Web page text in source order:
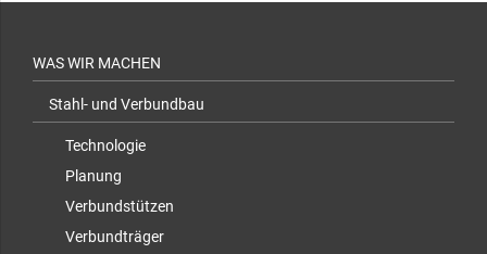
WAS WIR MACHEN
Stahl- und Verbundbau
Technologie
Planung
Verbundstützen
Verbundträger